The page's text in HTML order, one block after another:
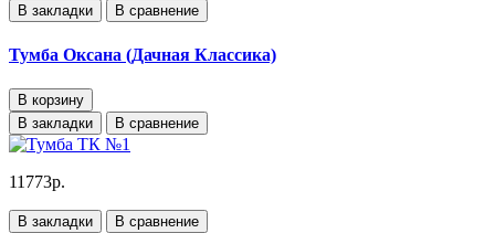
В закладки В сравнение
Тумба Оксана (Дачная Классика)
В корзину
В закладки
В сравнение
11773р.
В закладки В сравнение